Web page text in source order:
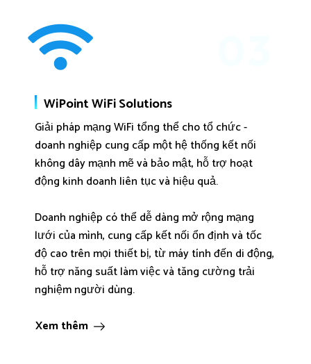
WiPoint WiFi Solutions
Giải pháp mạng WiFi tổng thể cho tổ chức -
doanh nghiệp cung cấp một hệ thống kết nối
không dây mạnh mẽ và bảo mật, hỗ trợ hoạt
động kinh doanh liên tục và hiệu quả.
Doanh nghiệp có thể dễ dàng mở rộng mạng
lưới của mình, cung cấp kết nối ổn định và tốc
độ cao trên mọi thiết bị, từ máy tính đến di động,
hỗ trợ năng suất làm việc và tăng cường trải
nghiệm người dùng.
Xem thêm